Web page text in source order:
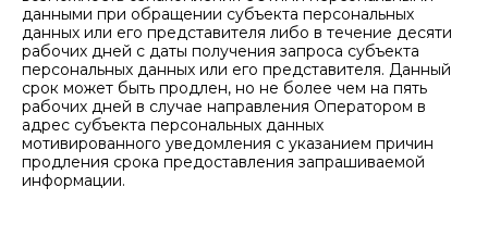
данными при обращении субъекта персональных
данных или его представителя либо в течение десяти
рабочих дней с даты получения запроса субъекта
персональных данных или его представителя. Данный
срок может быть продлен, но не более чем на пять
рабочих дней в случае направления Оператором в
адрес субъекта персональных данных
мотивированного уведомления с указанием причин
продления срока предоставления запрашиваемой
информации.